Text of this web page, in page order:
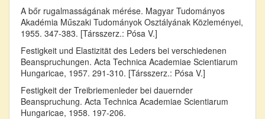
A bőr rugalmasságának mérése. Magyar Tudományos
Akadémia Műszaki Tudományok Osztályának Közleményei,
1955. 347-383. [Társszerz.: Pósa V.]
Festigkeit und Elastizität des Leders bei verschiedenen
Beanspruchungen. Acta Technica Academiae Scientiarum
Hungaricae, 1957. 291-310. [Társszerz.: Pósa V.]
Festigkeit der Treibriemenleder bei dauernder
Beanspruchung. Acta Technica Academiae Scientiarum
Hungaricae, 1958. 197-206.